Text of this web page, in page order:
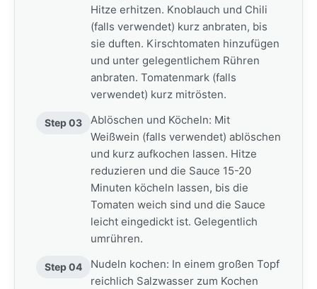
Hitze erhitzen. Knoblauch und Chili
(falls verwendet) kurz anbraten, bis
sie duften. Kirschtomaten hinzufügen
und unter gelegentlichem Rühren
anbraten. Tomatenmark (falls
verwendet) kurz mitrösten.
Step 03
Ablöschen und Köcheln: Mit
Weißwein (falls verwendet) ablöschen
und kurz aufkochen lassen. Hitze
reduzieren und die Sauce 15-20
Minuten köcheln lassen, bis die
Tomaten weich sind und die Sauce
leicht eingedickt ist. Gelegentlich
umrühren.
Step 04
Nudeln kochen: In einem großen Topf
reichlich Salzwasser zum Kochen